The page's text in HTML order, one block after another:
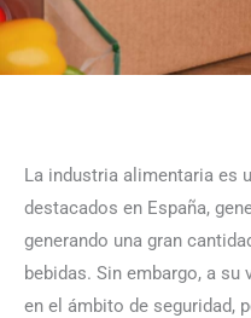
La industria alimentaria es
destacados en España,
generando una gran
bebidas. Sin embargo, a su
en el ámbito de seguridad,